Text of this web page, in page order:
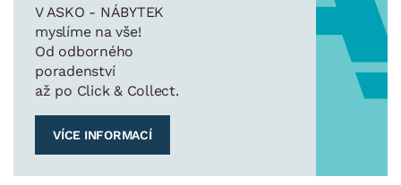
V ASKO - NÁBYTEK
myslíme na vše!
Od odborného
poradenství
až po Click & Collect.
VÍCE INFORMACÍ